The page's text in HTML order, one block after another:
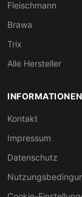
Fleischmann
Brawa
Trix
Alle Hersteller
INFORMATIONEN
Kontakt
Impressum
Datenschutz